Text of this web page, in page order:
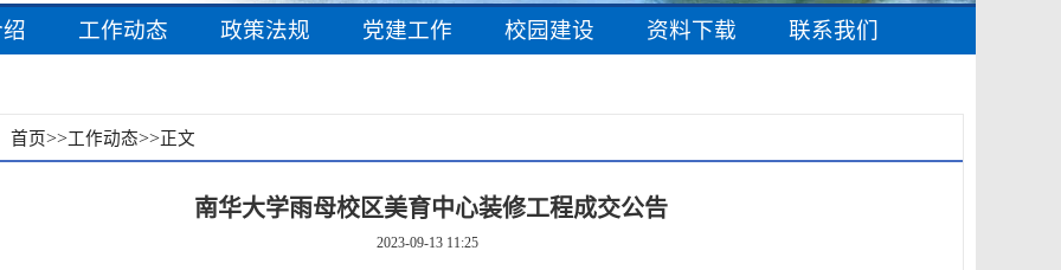
工作动态 政策法规 党建工作 校园建设 资料下载 联系我们
首页>>工作动态>>正文
南华大学雨母校区美育中心装修工程成交公告​
2023-09-13 11:25